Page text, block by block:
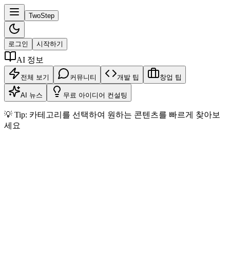
TwoStep
로그인 시작하기
AI 정보
전체 보기 커뮤니티 개발 팁 창업 팁
AI 뉴스 무료 아이디어 컨설팅
💡 Tip: 카테고리를 선택하여 원하는 콘텐츠를 빠르게 찾아보
세요